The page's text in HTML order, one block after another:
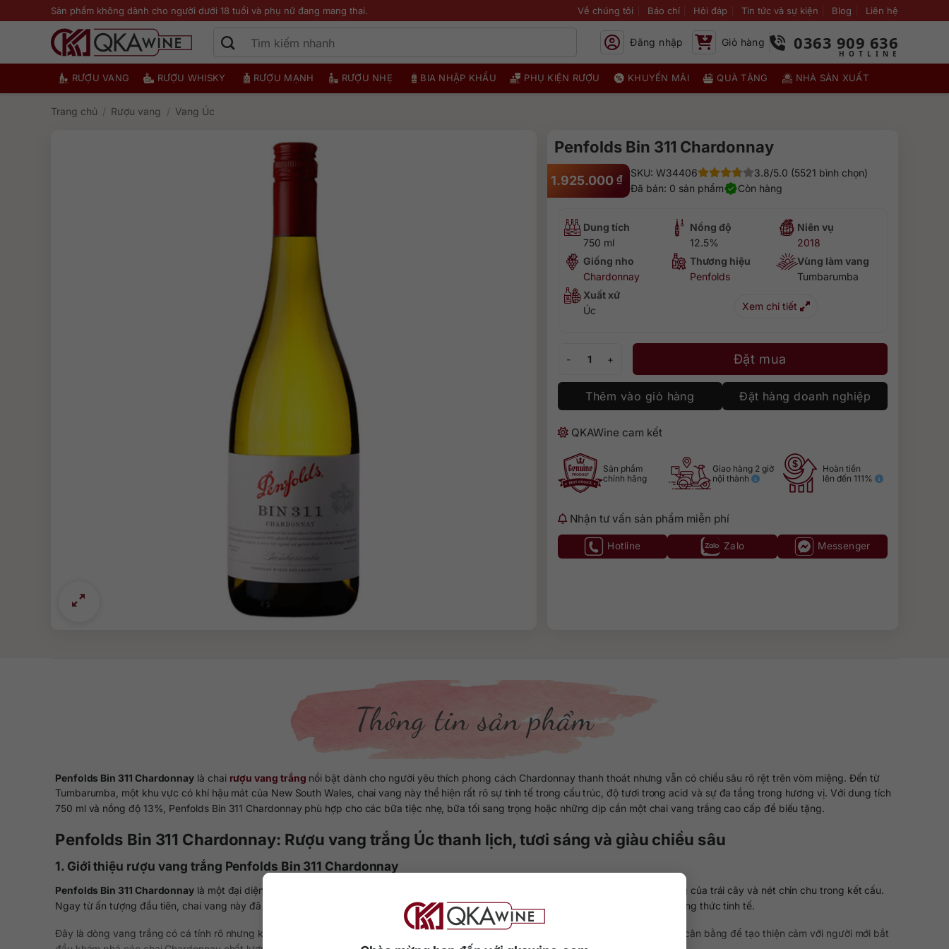
qua
Sản phẩm không dành cho người dưới 18 tuổi và phụ nữ đang mang thai. Về chúng tôi Báo chí Hỏi đáp Tin tức và sự kiện Blog Liên hệ
Đăng nhập Giỏ hàng 0363 909 636
RƯỢU VANG RƯỢU WHISKY RƯỢU MẠNH RƯỢU NHẸ BIA NHẬP KHẨU PHỤ KIỆN RƯỢU KHUYẾN MÃI QUÀ TẶNG NHÀ SẢN XUẤT
Trang chủ / Rượu vang / Vang Úc
Penfolds Bin 311 Chardonnay
1.925.000 ₫ SKU: W34406
3.8/5.0 (5521 bình chọn)
Đã bán: 0 sản phẩm
Còn hàng
Dung tích
750 ml
Nồng độ
12.5%
Niên vụ
2018
Giống nho
Chardonnay
Thương hiệu
Penfolds
Vùng làm vang
Tumbarumba
Xuất xứ
Úc
Xem chi tiết
Đặt mua
Thêm vào giỏ hàng Đặt hàng doanh nghiệp
QKAWine cam kết
Sản phẩm
chính hãng
Giao hàng 2 giờ
nội thành
Hoàn tiền
lên đến 111%
Nhận tư vấn sản phẩm miễn phí
Hotline Zalo Messenger
Thông tin sản phẩm
Penfolds Bin 311 Chardonnay là chai rượu vang trắng nổi bật dành cho người yêu thích phong cách Chardonnay thanh thoát nhưng vẫn có chiều sâu rõ rệt trên vòm miệng. Đến từ
Tumbarumba, một khu vực có khí hậu mát của New South Wales, chai vang này thể hiện rất rõ sự tinh tế trong cấu trúc, độ tươi trong acid và sự đa tầng trong hương vị. Với dung tích
750 ml và nồng độ 13%, Penfolds Bin 311 Chardonnay phù hợp cho các bữa tiệc nhẹ, bữa tối sang trọng hoặc những dịp cần một chai vang trắng cao cấp để biếu tặng.
Penfolds Bin 311 Chardonnay: Rượu vang trắng Úc thanh lịch, tươi sáng và giàu chiều sâu
1. Giới thiệu rượu vang trắng Penfolds Bin 311 Chardonnay
Penfolds Bin 311 Chardonnay là một đại diện tiêu biểu cho phong cách Chardonnay của Australia khi kết hợp được độ tươi, sự sống động của trái cây và nét chỉn chu trong kết cấu.
Ngay từ ấn tượng đầu tiên, chai vang này đã cho thấy sự sáng rõ, sạch sẽ và thanh lịch, rất phù hợp với người yêu vang trắng có gu thưởng thức tinh tế.
Đây là dòng vang trắng có cá tính rõ nhưng không quá nặng nề. Rượu đủ phức hợp để chinh phục người uống lâu năm, đồng thời vẫn đủ cân bằng để tạo thiện cảm với người mới bắt